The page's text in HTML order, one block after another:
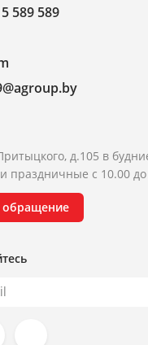
589 589
д.105 в
праздничные с 10.00
обращение